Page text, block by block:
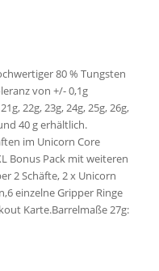
80 % Tungsten
von +/- 0,1g
22g, 23g, 24g, 25g, 26g,
40 g erhältlich.
im Unicorn Core
Bonus Pack mit weiteren
2 Schäfte, 2 x Unicorn
einzelne Gripper Ringe
Karte.Barrelmaße 27g: